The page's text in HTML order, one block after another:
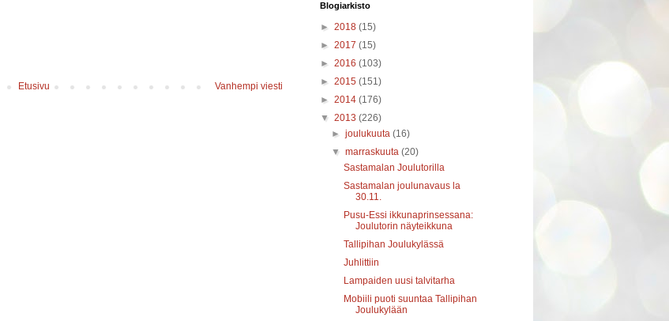
Vanhempi viesti
Etusivu
Blogiarkisto
► 2018 (15)
► 2017 (15)
► 2016 (103)
► 2015 (151)
► 2014 (176)
▼ 2013 (226)
►joulukuuta(16)
▼marraskuuta(20)
Sastamalan Joulutorilla
Sastamalan joulunavaus la
30.11.
Pusu-Essi ikkunaprinsessana:
Joulutorin näyteikkuna
Tallipihan Joulukylässä
Juhlittiin
Lampaiden uusi talvitarha
Mobiili puoti suuntaa Tallipihan
Joulukylään